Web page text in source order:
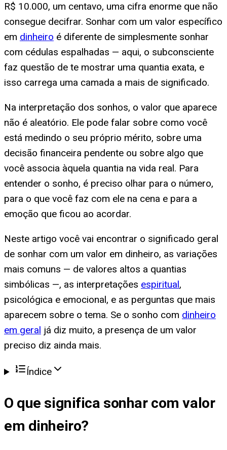
R$ 10.000, um centavo, uma cifra enorme que não
consegue decifrar. Sonhar com um valor específico
em dinheiro é diferente de simplesmente sonhar
com cédulas espalhadas — aqui, o subconsciente
faz questão de te mostrar uma quantia exata, e
isso carrega uma camada a mais de significado.
Na interpretação dos sonhos, o valor que aparece
não é aleatório. Ele pode falar sobre como você
está medindo o seu próprio mérito, sobre uma
decisão financeira pendente ou sobre algo que
você associa àquela quantia na vida real. Para
entender o sonho, é preciso olhar para o número,
para o que você faz com ele na cena e para a
emoção que ficou ao acordar.
Neste artigo você vai encontrar o significado geral
de sonhar com um valor em dinheiro, as variações
mais comuns — de valores altos a quantias
simbólicas —, as interpretações espiritual,
psicológica e emocional, e as perguntas que mais
aparecem sobre o tema. Se o sonho com dinheiro
em geral já diz muito, a presença de um valor
preciso diz ainda mais.
Índice
O que significa sonhar com valor
em dinheiro?